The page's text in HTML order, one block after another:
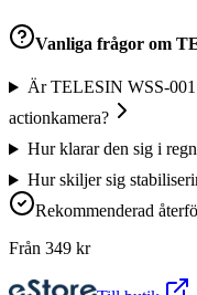
Vanliga frågor om
Är TELESIN WSS-001
actionkamera?
Hur klarar den sig i
Hur skiljer sig
Rekommenderad
Från 349 kr